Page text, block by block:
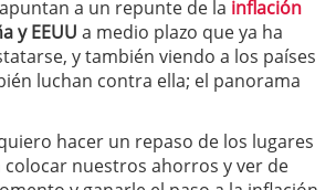
a un repunte de la inflación
y EEUU a medio plazo que ya ha
y también viendo a los países
luchan contra ella; el panorama
hacer un repaso de los lugares
nuestros ahorros y ver de